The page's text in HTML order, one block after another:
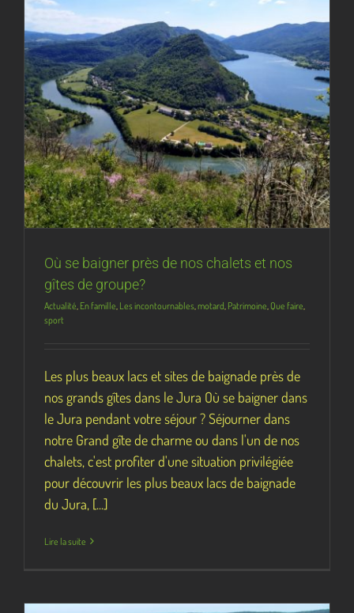
Où se baigner près de nos chalets et nos
gîtes de groupe?
Actualité En famille Les incontournables motard Patrimoine Que faire
sport
Les plus beaux lacs et sites de baignade près de
nos grands gîtes dans le Jura Où se baigner dans
le Jura pendant votre séjour ? Séjourner dans
notre Grand gîte de charme ou dans l'un de nos
chalets, c'est profiter d'une situation privilégiée
pour découvrir les plus beaux lacs de baignade
du Jura, [...]
Lire la suite